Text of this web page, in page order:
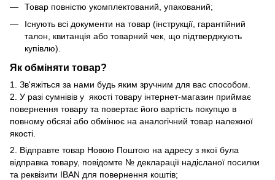
Товар повністю укомплектований, упакований;
Існують всі документи на товар (інструкції, гарантійний
талон, квитанція або товарний чек, що підтверджують
купівлю).
Як обміняти товар?
1. Зв'яжіться за нами будь яким зручним для вас способом.
2. У разі сумнівів у якості товару інтернет-магазин приймає
повернення товару та повертає його вартість покупцю в
повному обсязі або обмінює на аналогічний товар належної
якості.
2. Відправте товар Новою Поштою на адресу з якої була
відправка товару, повідомте № декларації надісланої посилки
та реквізити IBAN для повернення коштів;